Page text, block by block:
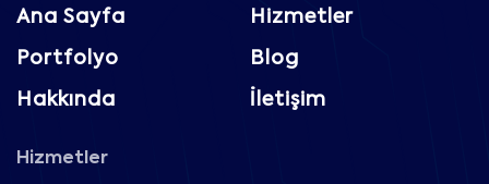
Ana Sayfa Hizmetler
Portfolyo Blog
Hakkında İletişim
Hizmetler